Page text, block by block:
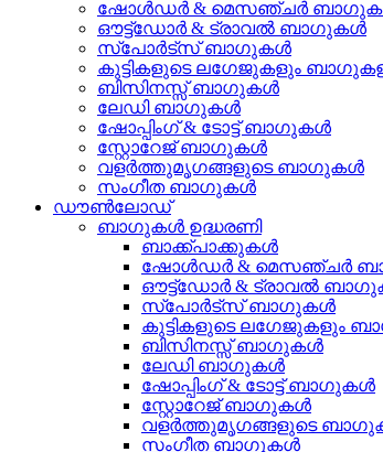
ഷോൾഡർ & മെസഞ്ചർ
ഔട്ട്‌ഡോർ & ട്രാവൽ ബാഗുകൾ
സ്പോർട്സ് ബാഗുകൾ
കുട്ടികളുടെ ലഗേജുകളും
ബിസിനസ്സ് ബാഗുകൾ
ലേഡി ബാഗുകൾ
ഷോപ്പിംഗ് & ടോട്ട് ബാഗുകൾ
സ്റ്റോറേജ് ബാഗുകൾ
വളർത്തുമൃഗങ്ങളുടെ ബാഗുകൾ
സംഗീത ബാഗുകൾ
ഡൗൺലോഡ്
ബാഗുകൾ ഉദ്ധരണി
ബാക്ക്പാക്കുകൾ
ഷോൾഡർ & മെസഞ്ചർ
ഔട്ട്‌ഡോർ & ട്രാവൽ
സ്പോർട്സ് ബാഗുകൾ
കുട്ടികളുടെ ലഗേജുകളും
ബിസിനസ്സ് ബാഗുകൾ
ലേഡി ബാഗുകൾ
ഷോപ്പിംഗ് & ടോട്ട് ബാഗുകൾ
സ്റ്റോറേജ് ബാഗുകൾ
വളർത്തുമൃഗങ്ങളുടെ
സംഗീത ബാഗുകൾ